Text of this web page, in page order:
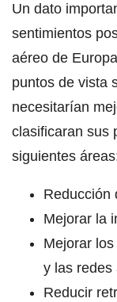
Un dato
sentimientos
aéreo de
puntos de vista
necesitarían
clasificaran sus
siguientes
Reducción
Mejorar la
Mejorar
y las redes
Reducir